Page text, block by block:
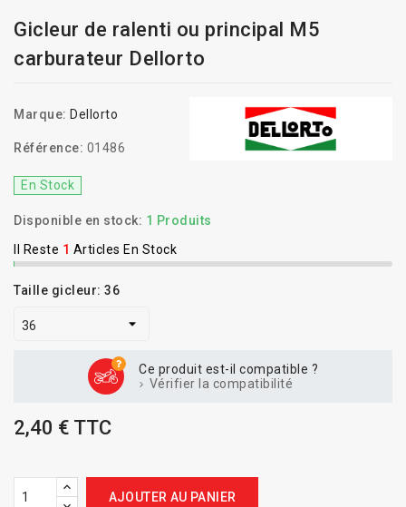
Gicleur de ralenti ou principal M5
carburateur Dellorto
Marque: Dellorto
Référence: 01486
En Stock
Disponible en stock: 1 Produits
Il Reste 1 Articles En Stock
Taille gicleur: 36
Ce produit est-il compatible ?
Vérifier la compatibilité
2,40 € TTC
AJOUTER AU PANIER